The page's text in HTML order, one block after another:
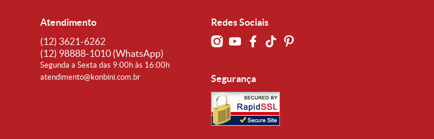
Atendimento
(12) 3621-6262
(12) 98888-1010 (WhatsApp)
Segunda a Sexta das 9:00h às 16:00h
atendimento@konbini.com.br
Redes Sociais
Segurança